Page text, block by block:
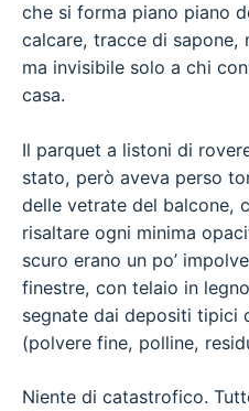
che si forma piano piano
calcare, tracce di
ma invisibile solo a chi
casa.
Il parquet a listoni di
stato, però aveva perso
delle vetrate del balcone,
risaltare ogni minima
scuro erano un po’
finestre, con telaio in
segnate dai depositi tipici
(polvere fine, polline,
Niente di catastrofico.